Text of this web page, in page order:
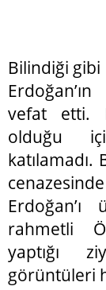
Bilindiği gibi
vefat etti.
olduğu
rahmetli
yaptığı
görüntüleri